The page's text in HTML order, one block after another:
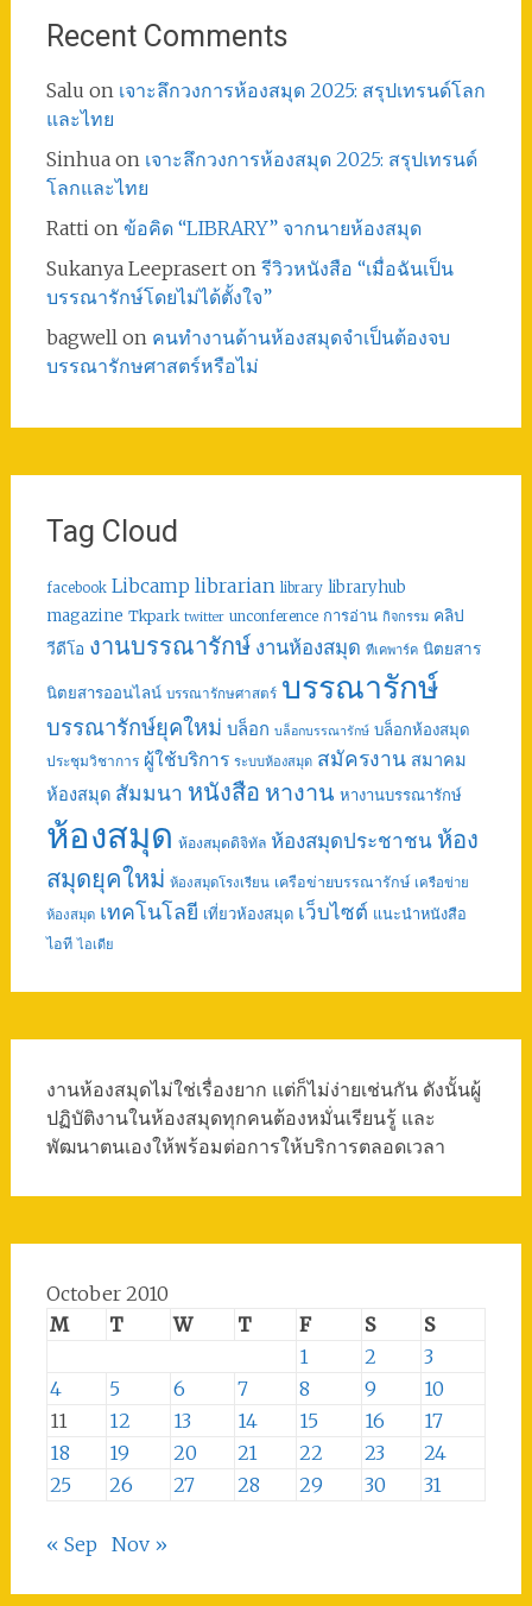
Recent Comments
Salu on เจาะลึกวงการห้องสมุด 2025: สรุปเทรนด์โลก
และไทย
Sinhuaon เจาะลึกวงการห้องสมุด 2025: สรุปเทรนด์
โลกและไทย
Rattion ข้อคิด “LIBRARY” จากนายห้องสมุด
Sukanya Leepraserton รีวิวหนังสือ “เมื่อฉันเป็น
บรรณารักษ์โดยไม่ได้ตั้งใจ”
bagwellon คนทำงานด้านห้องสมุดจำเป็นต้องจบ
บรรณารักษศาสตร์หรือไม่
Tag Cloud
facebook Libcamp librarian library libraryhub
magazine Tkpark twitter unconference การอ่าน กิจกรรม คลิป
วีดีโอ งานบรรณารักษ์ งานห้องสมุด ทีเคพาร์ค นิตยสาร
นิตยสารออนไลน์ บรรณารักษศาสตร์ บรรณารักษ์
บรรณารักษ์ยุคใหม่ บล็อก บล็อกบรรณารักษ์ บล็อกห้องสมุด
ประชุมวิชาการ ผู้ใช้บริการ ระบบห้องสมุด สมัครงาน สมาคม
ห้องสมุด สัมมนา หนังสือ หางาน หางานบรรณารักษ์
ห้องสมุด ห้องสมุดดิจิทัล ห้องสมุดประชาชน ห้อง
สมุดยุคใหม่ ห้องสมุดโรงเรียน เครือข่ายบรรณารักษ์ เครือข่าย
ห้องสมุด เทคโนโลยี เที่ยวห้องสมุด เว็บไซต์ แนะนำหนังสือ
ไอที ไอเดีย
งานห้องสมุดไม่ใช่เรื่องยาก แต่ก็ไม่ง่ายเช่นกัน ดังนั้นผู้
ปฏิบัติงานในห้องสมุดทุกคนต้องหมั่นเรียนรู้ และ
พัฒนาตนเองให้พร้อมต่อการให้บริการตลอดเวลา
October 2010
M
T W T F S
S
1
2
3
4
5 6 7 8 9
10
11
12 13 14 15 16
17
18
19 20 21 22 23
24
25
26 27 28 29 30 31
« Sep Nov »